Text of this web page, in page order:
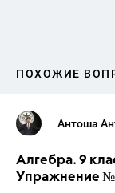
ПОХОЖИЕ
Антоша
Алгебра. 9
Упражнение